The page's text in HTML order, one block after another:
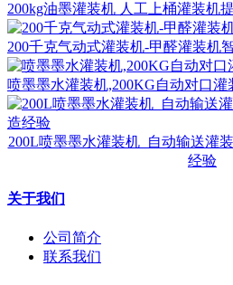
200kg油墨灌装机 人工上桶灌装机
200千克气动式灌装机-甲醛灌装机
喷墨墨水灌装机,200KG自动对口
200L喷墨墨水灌装机_自动输送灌
经验
关于我们
公司简介
联系我们